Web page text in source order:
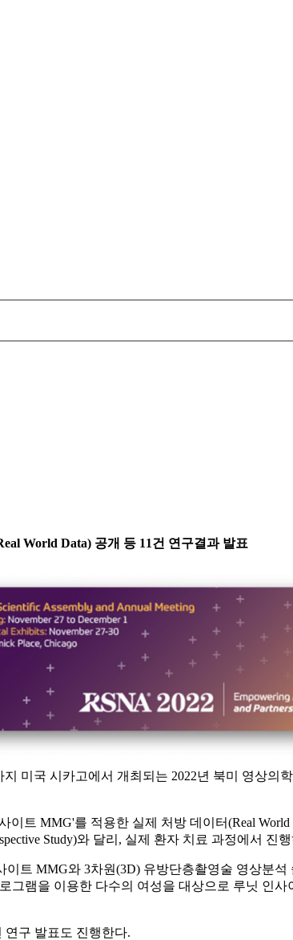
World Data) 공개 등 11건 연구결과 발표
미국 시카고에서 개최되는 2022년 북미 영상의
트 MMG'를 적용한 실제 처방 데이터(Real
Study)와 달리, 실제 환자 치료 과정에서 진
트 MMG와 3차원(3D) 유방단층촬영술 영상분석
램을 이용한 다수의 여성을 대상으로 루닛 인
연구 발표도 진행한다.